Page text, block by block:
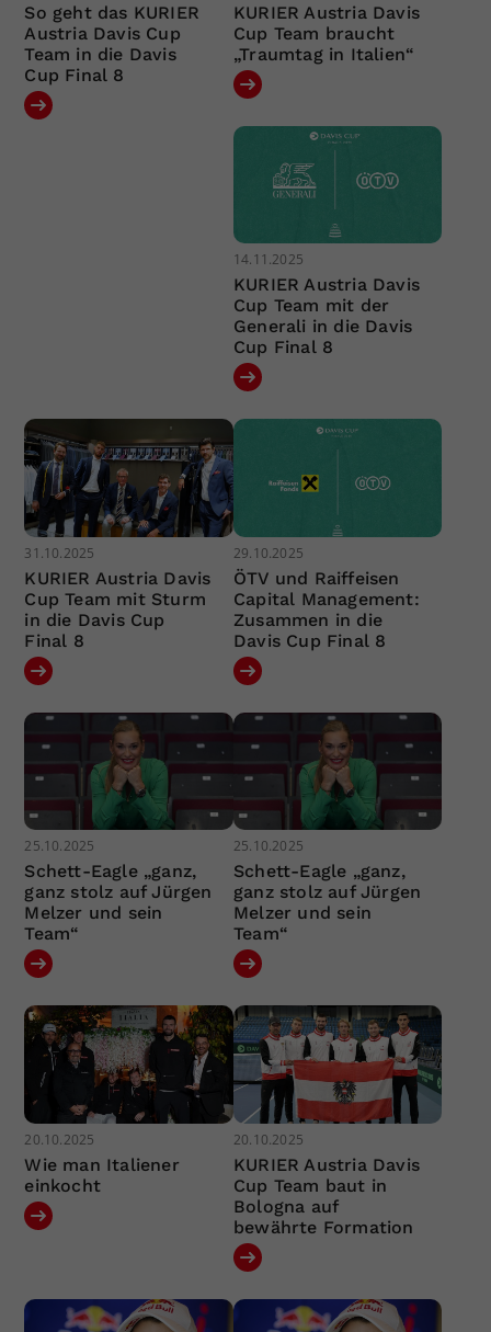
So geht das KURIER
Austria Davis Cup
Team in die Davis
Cup Final 8
KURIER Austria Davis
Cup Team braucht
„Traumtag in Italien“
14.11.2025
KURIER Austria Davis
Cup Team mit der
Generali in die Davis
Cup Final 8
31.10.2025
KURIER Austria Davis
Cup Team mit Sturm
in die Davis Cup
Final 8
29.10.2025
ÖTV und Raiffeisen
Capital Management:
Zusammen in die
Davis Cup Final 8
25.10.2025
Schett-Eagle „ganz,
ganz stolz auf Jürgen
Melzer und sein
Team“
25.10.2025
Schett-Eagle „ganz,
ganz stolz auf Jürgen
Melzer und sein
Team“
20.10.2025
Wie man Italiener
einkocht
20.10.2025
KURIER Austria Davis
Cup Team baut in
Bologna auf
bewährte Formation